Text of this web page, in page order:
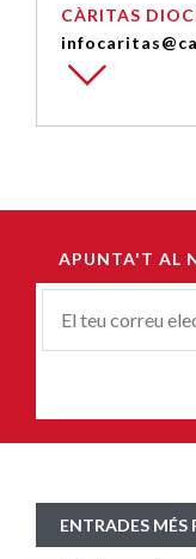
CÀRITAS
APUNTA'T AL
Correu-
ENTRADES MÉS